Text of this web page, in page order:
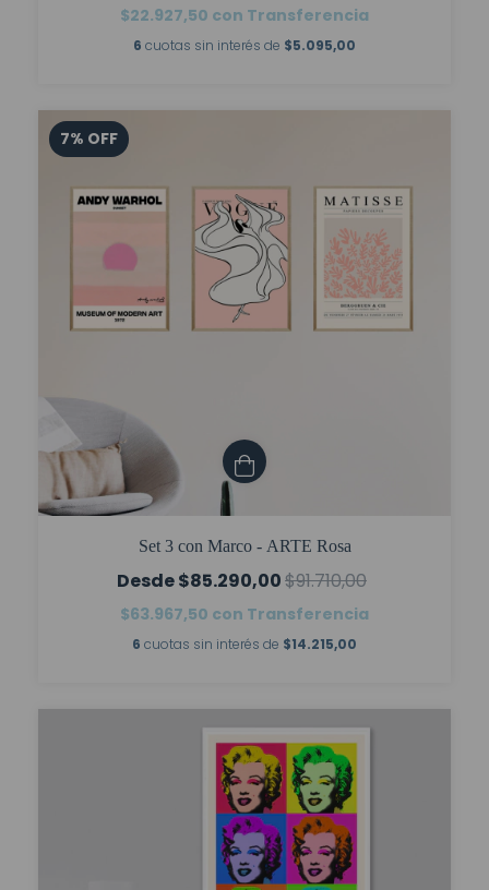
$22.927,50 con Transferencia
6 cuotas sin interés de $5.095,00
7% OFF
Set 3 con Marco - ARTE Rosa
$85.290,00$91.710,00
$63.967,50 con Transferencia
6 cuotas sin interés de $14.215,00